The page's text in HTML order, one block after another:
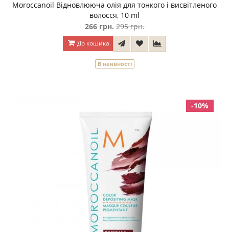
Moroccanoil Відновлююча олія для тонкого і висвітленого
волосся, 10 ml
266 грн. 295 грн.
До кошика
В наявності
-10%